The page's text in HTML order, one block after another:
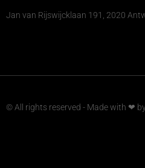
Jan van Rijswijcklaan 191, 2020
© All rights reserved - Made with ❤